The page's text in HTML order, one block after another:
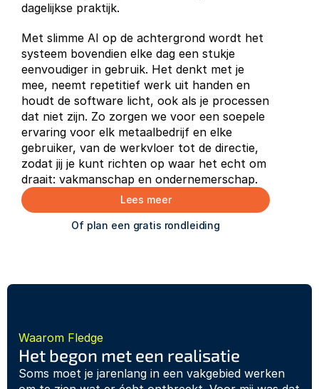
dagelijkse praktijk.
Met slimme AI op de achtergrond wordt het
systeem bovendien elke dag een stukje
eenvoudiger in gebruik. Het denkt met je
mee, neemt repetitief werk uit handen en
houdt de software licht, ook als je processen
dat niet zijn. Zo zorgen we voor een soepele
ervaring voor elk metaalbedrijf en elke
gebruiker, van de werkvloer tot de directie,
zodat jij je kunt richten op waar het echt om
draait: vakmanschap en ondernemerschap.
Lees meer
Of plan een gratis rondleiding
Waarom Fledge
Het begon met een realisatie
Soms moet je jarenlang in een vakgebied werken